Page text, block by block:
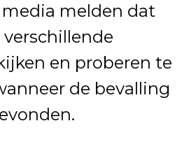
melden dat
en proberen te
de bevalling